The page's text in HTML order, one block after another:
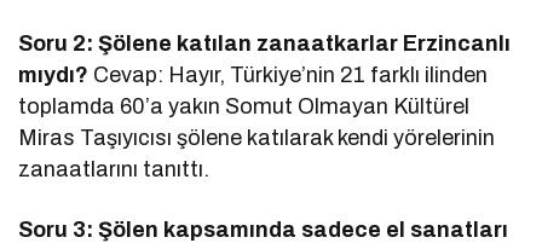
Soru 2: Şölene katılan zanaatkarlar Erzincanlı
mıydı? Cevap: Hayır, Türkiye’nin 21 farklı ilinden
toplamda 60’a yakın Somut Olmayan Kültürel
Miras Taşıyıcısı şölene katılarak kendi yörelerinin
zanaatlarını tanıttı.
Soru 3: Şölen kapsamında sadece el sanatları